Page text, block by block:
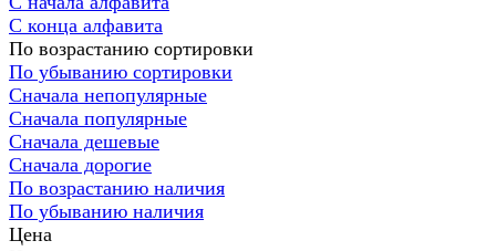
С конца алфавита
По возрастанию сортировки
По убыванию сортировки
Сначала непопулярные
Сначала популярные
Сначала дешевые
Сначала дорогие
По возрастанию наличия
По убыванию наличия
Цена